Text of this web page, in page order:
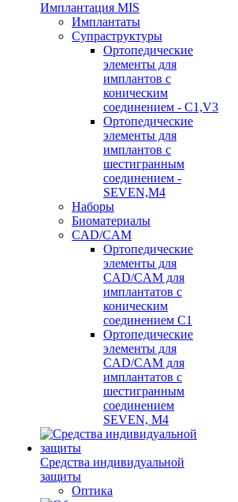
Имплантация MIS
Имплантаты
Супраструктуры
Ортопедические
элементы для
имплантов с
коническим
соединением - C1,V3
Ортопедические
элементы для
имплантов с
шестигранным
соединением -
SEVEN,M4
Наборы
Биоматериалы
CAD/CAM
Ортопедические
элементы для
CAD/CAM для
имплантатов с
коническим
соединением С1
Ортопедические
элементы для
CAD/CAM для
имплантатов с
шестигранным
соединением
SEVEN, М4
Средства индивидуальной
защиты
Оптика